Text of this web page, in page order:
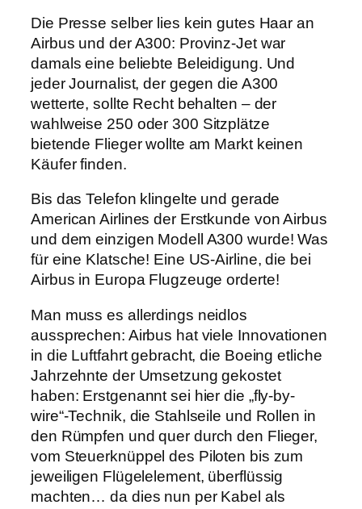
Die Presse selber lies kein gutes Haar an
Airbus und der A300: Provinz-Jet war
damals eine beliebte Beleidigung. Und
jeder Journalist, der gegen die A300
wetterte, sollte Recht behalten – der
wahlweise 250 oder 300 Sitzplätze
bietende Flieger wollte am Markt keinen
Käufer finden.
Bis das Telefon klingelte und gerade
American Airlines der Erstkunde von Airbus
und dem einzigen Modell A300 wurde! Was
für eine Klatsche! Eine US-Airline, die bei
Airbus in Europa Flugzeuge orderte!
Man muss es allerdings neidlos
aussprechen: Airbus hat viele Innovationen
in die Luftfahrt gebracht, die Boeing etliche
Jahrzehnte der Umsetzung gekostet
haben: Erstgenannt sei hier die „fly-by-
wire“-Technik, die Stahlseile und Rollen in
den Rümpfen und quer durch den Flieger,
vom Steuerknüppel des Piloten bis zum
jeweiligen Flügelelement, überflüssig
machten… da dies nun per Kabel als